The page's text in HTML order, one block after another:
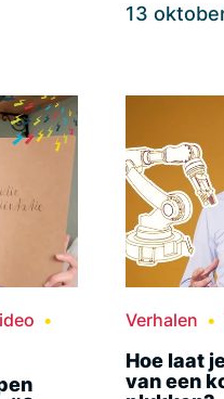
13
Verhalen
Hoe laat
van een